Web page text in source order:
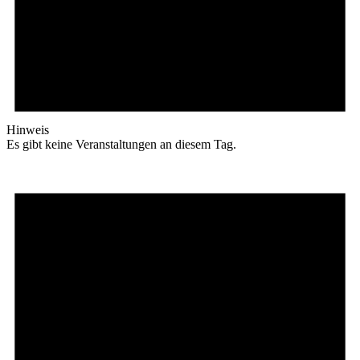
Hinweis
Es gibt keine Veranstaltungen an diesem Tag.